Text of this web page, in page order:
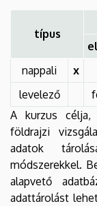
típus
nappali
x
levelező
A kurzus célja,
földrajzi
adatok
módszerekkel.
alapvető
adattárolást